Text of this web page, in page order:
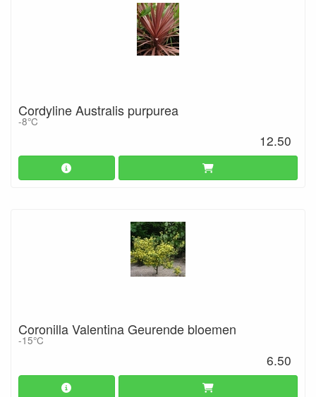
Cordyline Australis purpurea
-8°C
12.50
Coronilla Valentina Geurende bloemen
-15°C
6.50